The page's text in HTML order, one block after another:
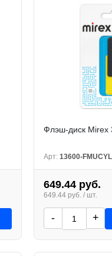
Флэш-диск Mirex
Арт: 13600-
649.44 руб.
649.44 руб. / шт.
- +